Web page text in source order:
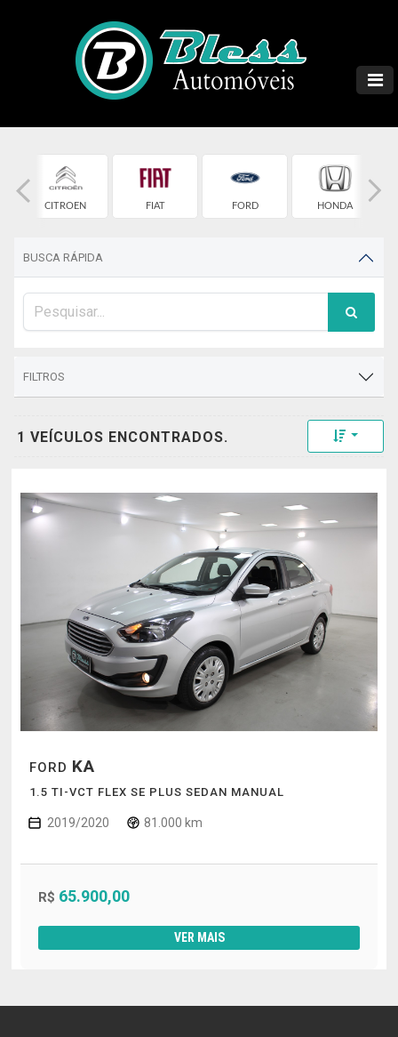
CITROEN FIAT FORD HONDA
BUSCA RÁPIDA
FILTROS
1 VEÍCULOS ENCONTRADOS. Toggle
FORD KA
1.5 TI-VCT FLEX SE PLUS SEDAN MANUAL
2019/2020 81.000 km
R$ 65.900,00
VER MAIS